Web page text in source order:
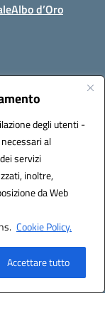
degli utenti -
al
servizi
inoltre,
da Web
Cookie Policy.
Accettare tutto
Albo d’Oro
S.r.l.
Italia